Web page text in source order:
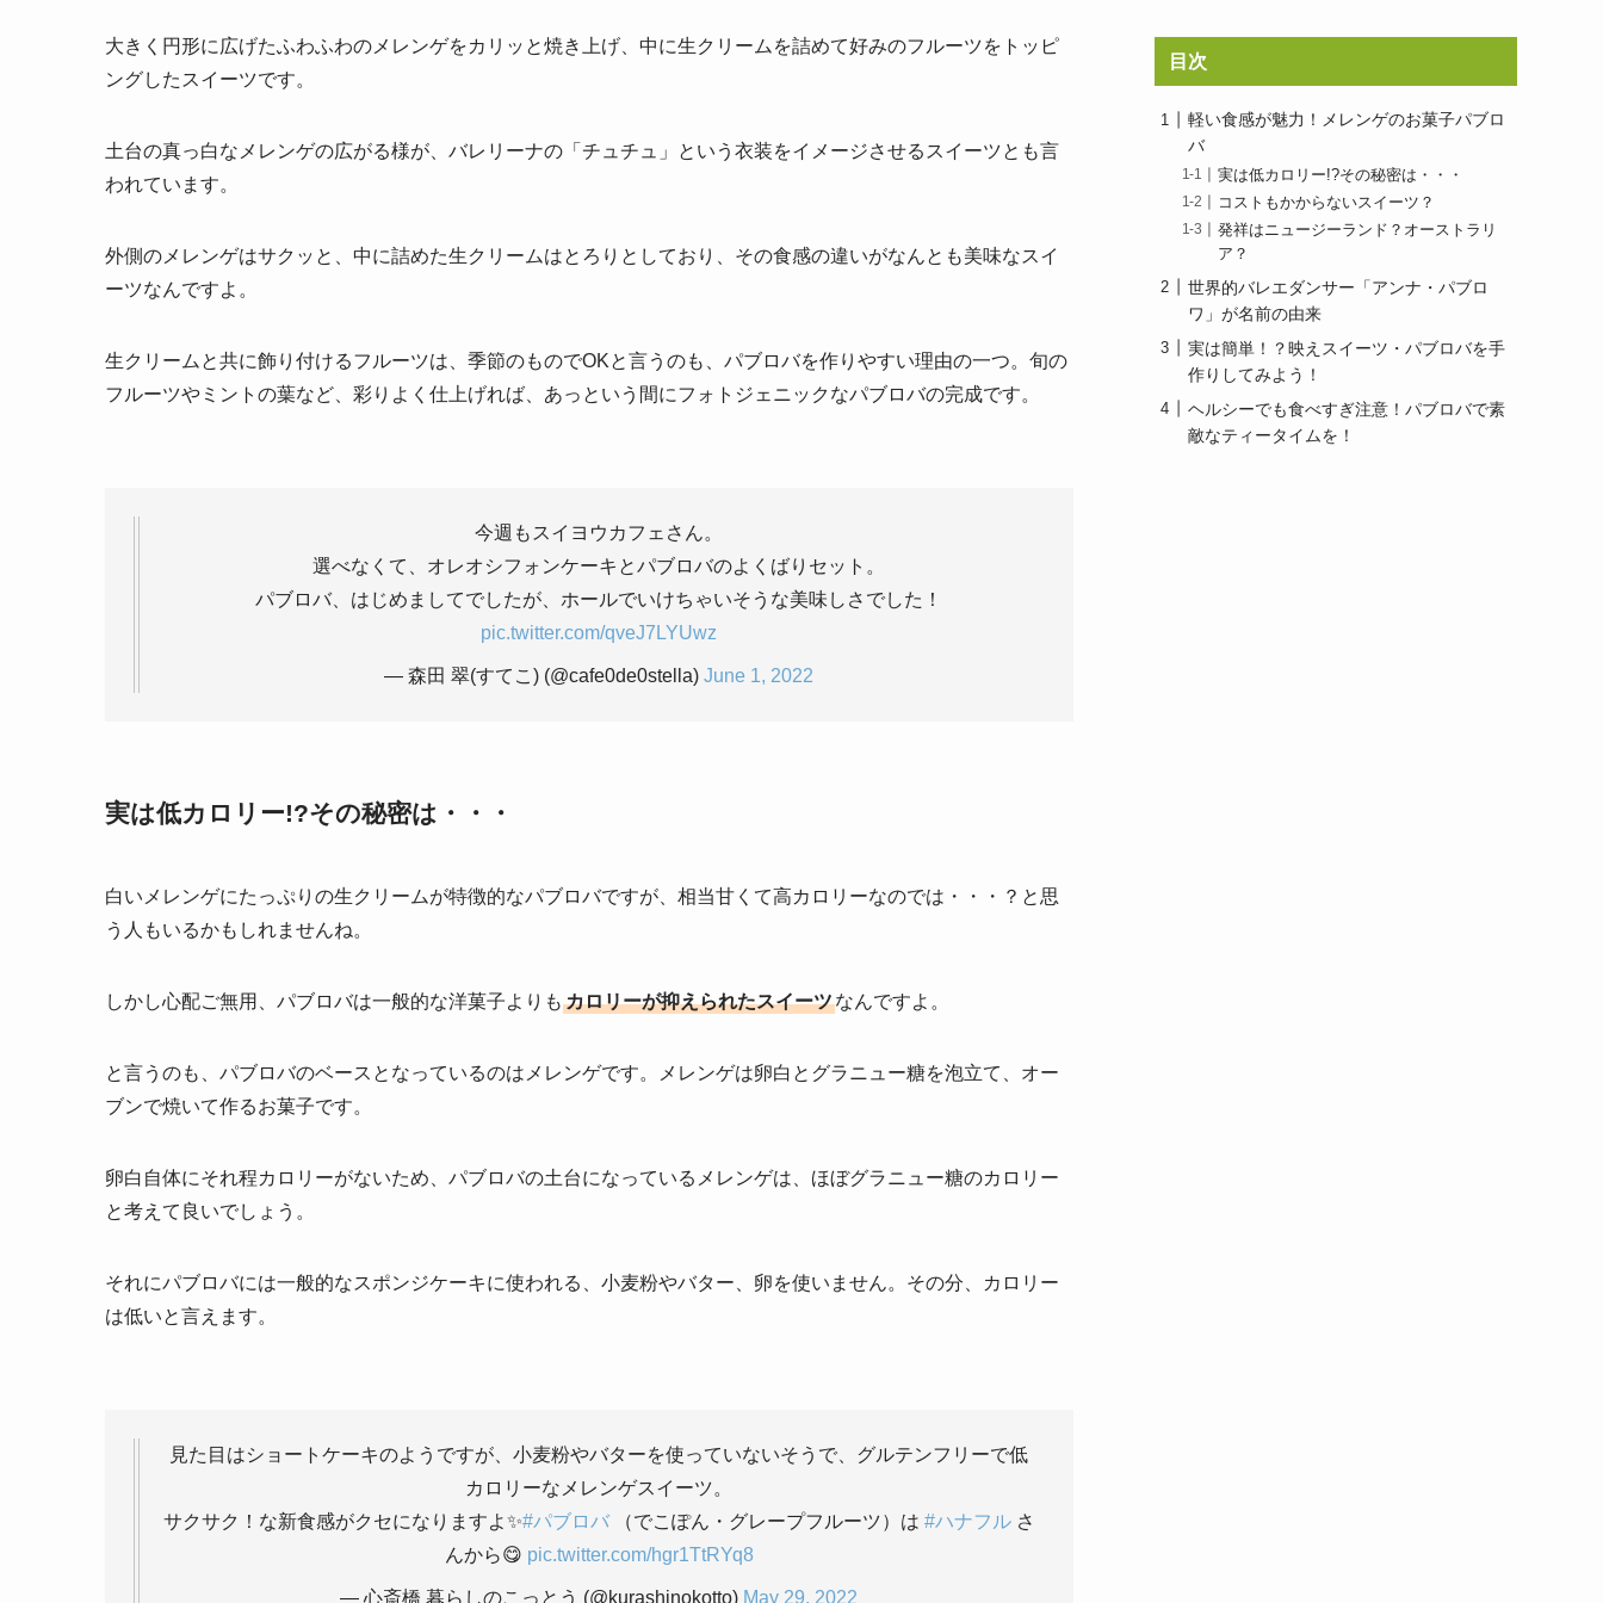
大きく円形に広げたふわふわのメレンゲをカリッと焼き上げ、中に生クリームを詰めて好みのフルーツをトッピ
ングしたスイーツです。
土台の真っ白なメレンゲの広がる様が、バレリーナの「チュチュ」という衣装をイメージさせるスイーツとも言
われています。
外側のメレンゲはサクッと、中に詰めた生クリームはとろりとしており、その食感の違いがなんとも美味なスイ
ーツなんですよ。
生クリームと共に飾り付けるフルーツは、季節のものでOKと言うのも、パブロバを作りやすい理由の一つ。旬の
フルーツやミントの葉など、彩りよく仕上げれば、あっという間にフォトジェニックなパブロバの完成です。
今週もスイヨウカフェさん。
選べなくて、オレオシフォンケーキとパブロバのよくばりセット。
パブロバ、はじめましてでしたが、ホールでいけちゃいそうな美味しさでした！
pic.twitter.com/qveJ7LYUwz
— 森田 翠(すてこ) (@cafe0de0stella) June 1, 2022
実は低カロリー!?その秘密は・・・
白いメレンゲにたっぷりの生クリームが特徴的なパブロバですが、相当甘くて高カロリーなのでは・・・？と思
う人もいるかもしれませんね。
しかし心配ご無用、パブロバは一般的な洋菓子よりも カロリーが抑えられたスイーツなんですよ。
と言うのも、パブロバのベースとなっているのはメレンゲです。メレンゲは卵白とグラニュー糖を泡立て、オー
ブンで焼いて作るお菓子です。
卵白自体にそれ程カロリーがないため、パブロバの土台になっているメレンゲは、ほぼグラニュー糖のカロリー
と考えて良いでしょう。
それにパブロバには一般的なスポンジケーキに使われる、小麦粉やバター、卵を使いません。その分、カロリー
は低いと言えます。
見た目はショートケーキのようですが、小麦粉やバターを使っていないそうで、グルテンフリーで低
カロリーなメレンゲスイーツ。
サクサク！な新食感がクセになりますよ✨#パブロバ（でこぽん・グレープフルーツ）は #ハナフルさ
んから😋 pic.twitter.com/hgr1TtRYq8
— 心斎橋 暮らしのこっとう (@kurashinokotto) May 29, 2022
目次
軽い食感が魅力！メレンゲのお菓子パブロ
バ
実は低カロリー!?その秘密は・・・
コストもかからないスイーツ？
発祥はニュージーランド？オーストラリ
ア？
世界的バレエダンサー「アンナ・パブロ
ワ」が名前の由来
実は簡単！？映えスイーツ・パブロバを手
作りしてみよう！
ヘルシーでも食べすぎ注意！パブロバで素
敵なティータイムを！